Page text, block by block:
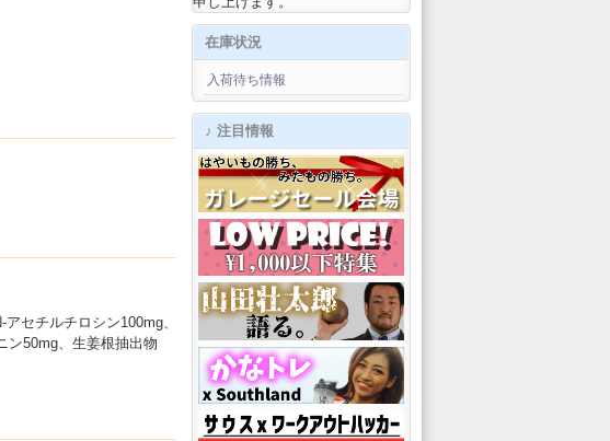
セチルチロシン100mg、
ン50mg、生姜根抽出物
在庫状況
入荷待ち情報
♪ 注目情報